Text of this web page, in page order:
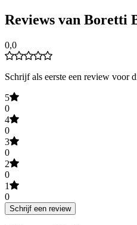
Reviews van Boretti
0,0
Schrijf als eerste een review voor
5
0
4
0
3
0
2
0
1
0
Schrijf een review